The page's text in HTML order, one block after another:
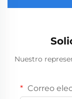
Nuestro
Correo